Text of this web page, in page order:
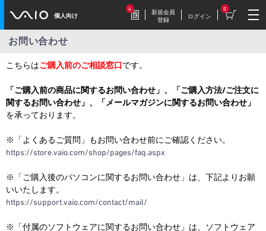
個人向け
4
2026.7.17
豪華特典付き！
特別価格の【VAIO F16 (VJF1618)】169,800円
（税込）
2026.7.9
【VAIOストア限定】トイ・スト
VAIO F16/F14に、トイ・ストーリーモデル
2026.7.9
新規会員
登録
ログイン
0
お問い合わせ
こちらはご購入前のご相談窓口です。
「ご購入前の商品に関するお問い合わせ」、「ご購入方法/ご注文に
関するお問い合わせ」、「メールマガジンに関するお問い合わせ」
を承っております。
※「よくあるご質問」もお問い合わせ前にご確認ください。
https://store.vaio.com/shop/pages/faq.aspx
※「ご購入後のパソコンに関するお問い合わせ」は、下記よりお願
いいたします。
https://support.vaio.com/contact/mail/
※「付属のソフトウェアに関するお問い合わせ」は、ソフトウェア